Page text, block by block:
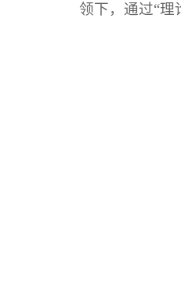
领下，通过“理